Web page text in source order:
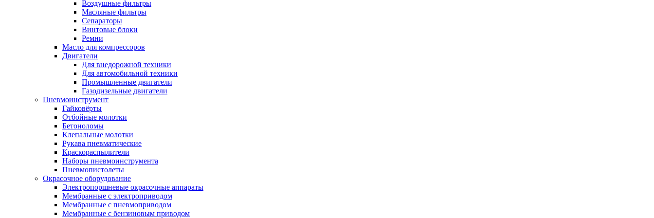
Воздушные фильтры
Масляные фильтры
Сепараторы
Винтовые блоки
Ремни
Масло для компрессоров
Двигатели
Для внедорожной техники
Для автомобильной техники
Промышленные двигатели
Газодизельные двигатели
Пневмоинструмент
Гайковёрты
Отбойные молотки
Бетоноломы
Клепальные молотки
Рукава пневматические
Краскораспылители
Наборы пневмоинструмента
Пневмопистолеты
Окрасочное оборудование
Электропоршневые окрасочные аппараты
Мембранные с электроприводом
Мембранные с пневмоприводом
Мембранные с бензиновым приводом